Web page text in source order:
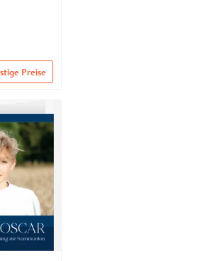
Preise